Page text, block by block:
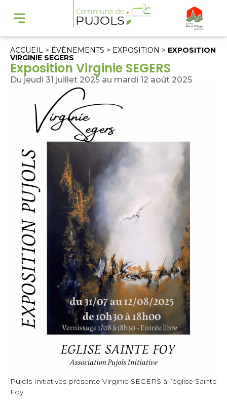
ACCUEIL > ÉVÈNEMENTS > EXPOSITION > EXPOSITION
VIRGINIE SEGERS
Exposition Virginie SEGERS
Du jeudi 31 juillet 2025 au mardi 12 août 2025
Pujols Initiatives présente Virginie SEGERS à l’église Sainte
Foy